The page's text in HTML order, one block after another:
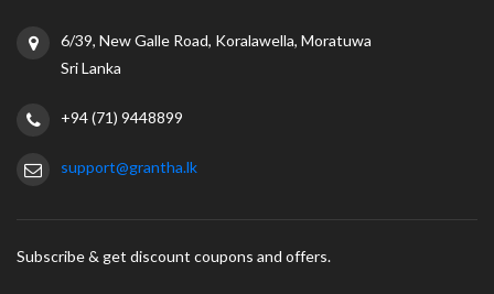
6/39, New Galle Road, Koralawella, Moratuwa
Sri Lanka
+94 (71) 9448899
support@grantha.lk
Subscribe & get discount coupons and offers.